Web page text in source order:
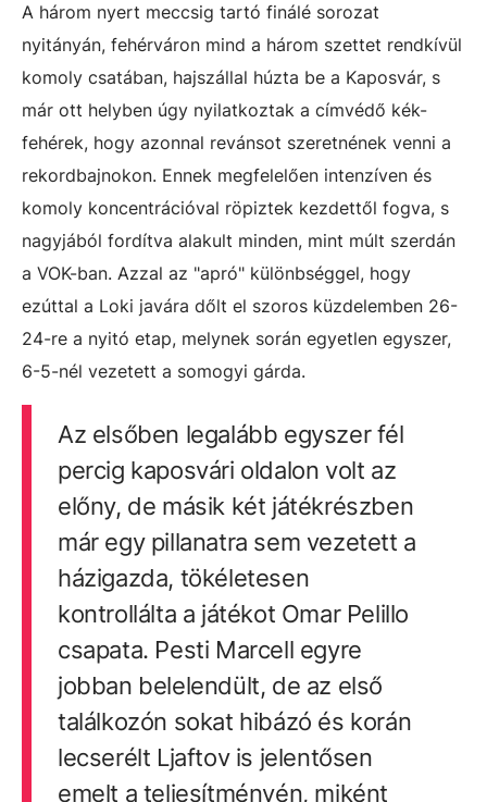
A három nyert meccsig tartó finálé sorozat
nyitányán, fehérváron mind a három szettet rendkívül
komoly csatában, hajszállal húzta be a Kaposvár, s
már ott helyben úgy nyilatkoztak a címvédő kék-
fehérek, hogy azonnal revánsot szeretnének venni a
rekordbajnokon. Ennek megfelelően intenzíven és
komoly koncentrációval röpiztek kezdettől fogva, s
nagyjából fordítva alakult minden, mint múlt szerdán
a VOK-ban. Azzal az "apró" különbséggel, hogy
ezúttal a Loki javára dőlt el szoros küzdelemben 26-
24-re a nyitó etap, melynek során egyetlen egyszer,
6-5-nél vezetett a somogyi gárda.
Az elsőben legalább egyszer fél
percig kaposvári oldalon volt az
előny, de másik két játékrészben
már egy pillanatra sem vezetett a
házigazda, tökéletesen
kontrollálta a játékot Omar Pelillo
csapata. Pesti Marcell egyre
jobban belelendült, de az első
találkozón sokat hibázó és korán
lecserélt Ljaftov is jelentősen
emelt a teljesítményén, miként